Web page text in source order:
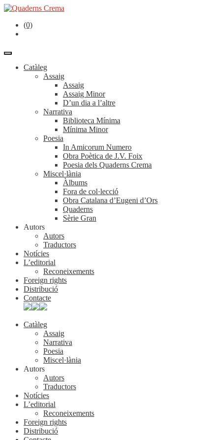
(0)
Catàleg
Assaig
Assaig
Assaig Minor
D’un dia a l’altre
Narrativa
Biblioteca Mínima
Mínima Minor
Poesia
In Amicorum Numero
Obra Poètica de J.V. Foix
Poesia dels Quaderns Crema
Miscel·lània
Àlbums
Fora de col·lecció
Obra Catalana d’Eugeni d’Ors
Quaderns
Sèrie Gran
Autors
Autors
Traductors
Notícies
L’editorial
Reconeixements
Foreign rights
Distribució
Contacte
Catàleg
Assaig
Narrativa
Poesia
Miscel·lània
Autors
Autors
Traductors
Notícies
L’editorial
Reconeixements
Foreign rights
Distribució